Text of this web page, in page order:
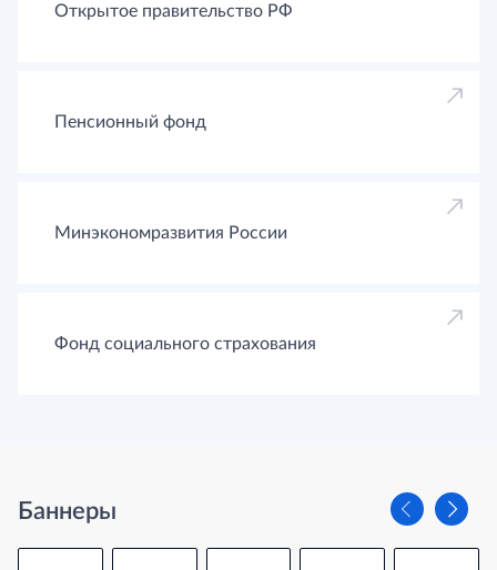
Открытое правительство РФ
Пенсионный фонд
Минэкономразвития России
Фонд социального страхования
Баннеры